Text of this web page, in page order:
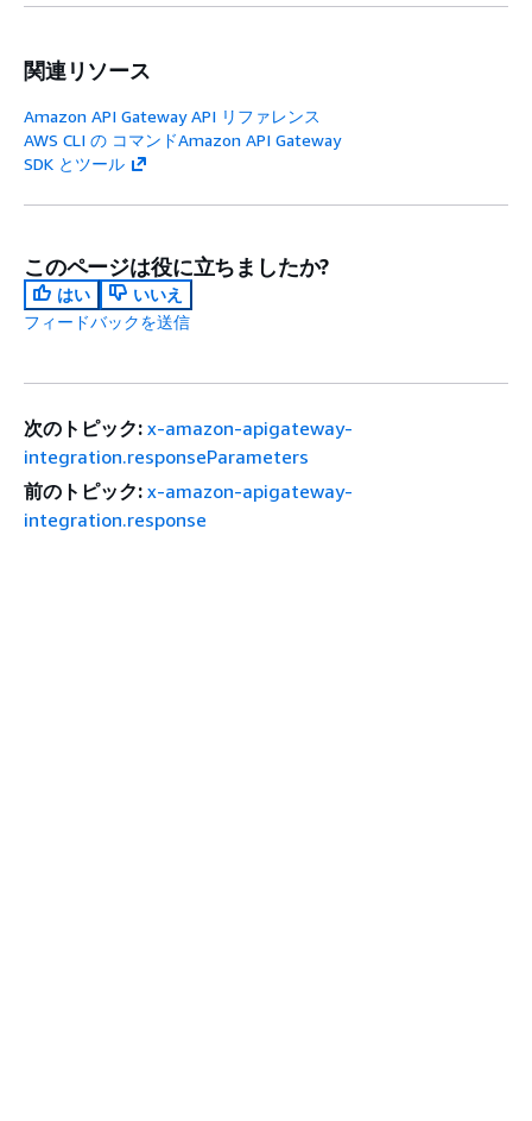
関連リソース
Amazon API Gateway API リファレンス
AWS CLI の コマンドAmazon API Gateway
SDK とツール
このページは役に立ちましたか?
はい
いいえ
フィードバックを送信
次のトピック: x-amazon-apigateway-
integration.responseParameters
前のトピック: x-amazon-apigateway-
integration.response